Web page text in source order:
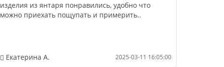
изделия из янтаря понравились, удобно что
можно приехать пощупать и примерить..
Екатерина А. 2025-03-11 16:05:00